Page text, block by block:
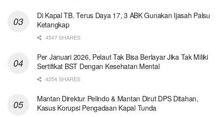
Di Kapal TB. Terus Daya 17, 3 ABK Gunakan Ijasah Palsu
Ketangkap
4547 SHARES
Per Januari 2026, Pelaut Tak Bisa Berlayar Jika Tak Miliki
Sertifikat BST Dengan Kesehatan Mental
4254 SHARES
Mantan Direktur Pelindo & Mantan Dirut DPS Ditahan,
Kasus Korupsi Pengadaan Kapal Tunda